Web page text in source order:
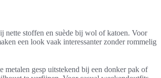
nette stoffen en suède bij wol of katoen. Voor
een look vaak interessanter zonder rommelig
gesp uitstekend bij een donker pak of